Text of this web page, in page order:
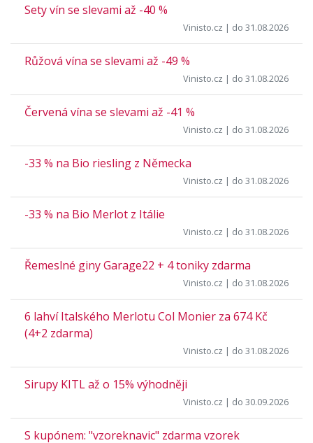
Sety vín se slevami až -40 %
Vinisto.cz | do 31.08.2026
Růžová vína se slevami až -49 %
Vinisto.cz | do 31.08.2026
Červená vína se slevami až -41 %
Vinisto.cz | do 31.08.2026
-33 % na Bio riesling z Německa
Vinisto.cz | do 31.08.2026
-33 % na Bio Merlot z Itálie
Vinisto.cz | do 31.08.2026
Řemeslné giny Garage22 + 4 toniky zdarma
Vinisto.cz | do 31.08.2026
6 lahví Italského Merlotu Col Monier za 674 Kč
(4+2 zdarma)
Vinisto.cz | do 31.08.2026
Sirupy KITL až o 15% výhodněji
Vinisto.cz | do 30.09.2026
S kupónem: "vzoreknavic" zdarma vzorek